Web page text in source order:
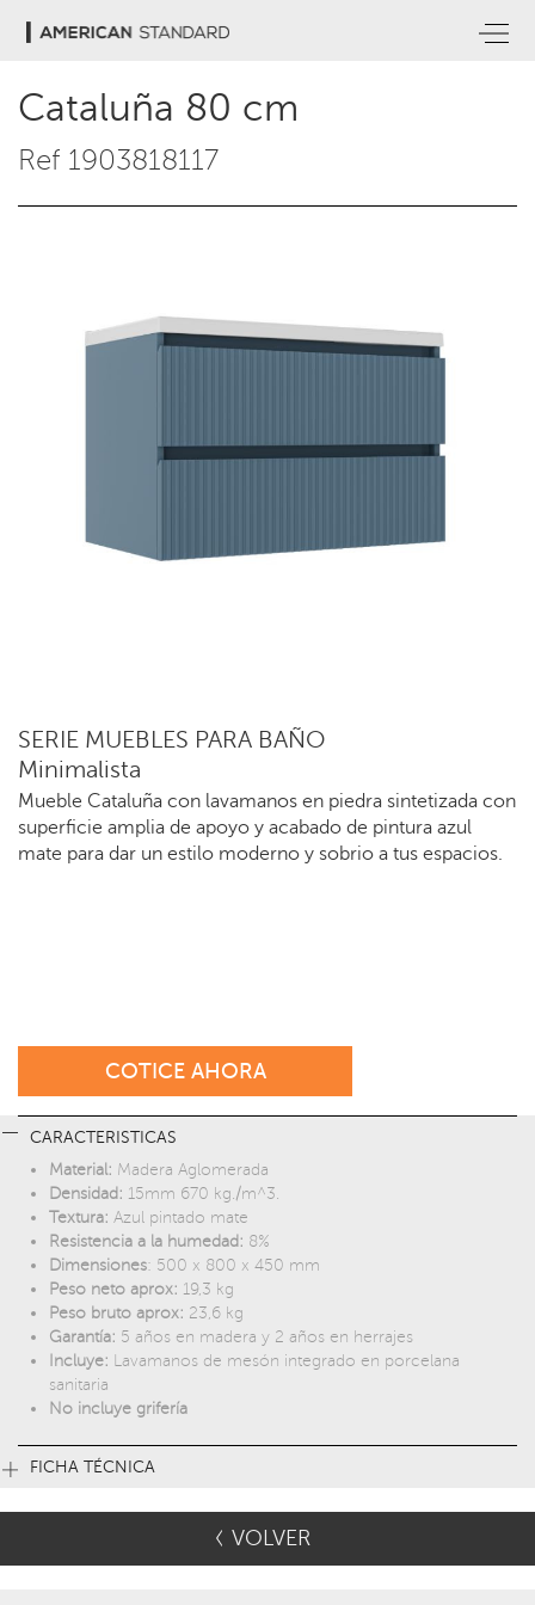
Cataluña 80 cm
Ref 1903818117
SERIE MUEBLES PARA BAÑO
Minimalista
Mueble Cataluña con lavamanos en piedra sintetizada con
superficie amplia de apoyo y acabado de pintura azul
mate para dar un estilo moderno y sobrio a tus espacios.
COTICE AHORA
CARACTERISTICAS
Material: Madera Aglomerada
Densidad: 15mm 670 kg./m^3.
Textura: Azul pintado mate
Resistencia a la humedad: 8%
Dimensiones: 500 x 800 x 450 mm
Peso neto aprox: 19,3 kg
Peso bruto aprox: 23,6 kg
Garantía: 5 años en madera y 2 años en herrajes
Incluye: Lavamanos de mesón integrado en porcelana
sanitaria
No incluye grifería
FICHA TÉCNICA
VOLVER